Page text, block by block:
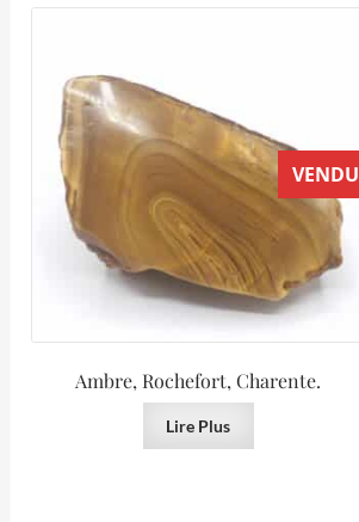
du
ancien
VENDU
Ambre, Rochefort, Charente.
Lire Plus